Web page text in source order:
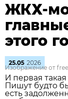
ЖКХ-
этого
25.05 2026
Изображение от
И первая
Пишут будто
есть